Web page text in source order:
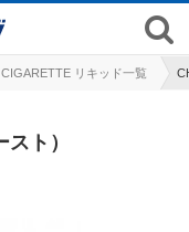
リキッド一覧
ト）